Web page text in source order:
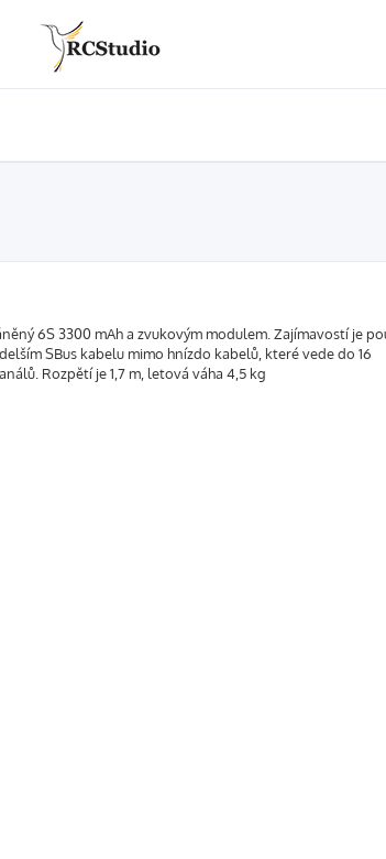
6S 3300 mAh a zvukovým modulem. Zajímavostí je
SBus kabelu mimo hnízdo kabelů, které vede do 16
Rozpětí je 1,7 m, letová váha 4,5 kg